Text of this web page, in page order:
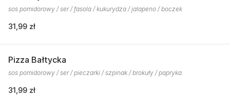
sos pomidorowy / ser / fasola / kukurydza / jalapeno / boczek
31,99 zł
Pizza Bałtycka
sos pomidorowy / ser / pieczarki / szpinak / brokuły / papryka
31,99 zł